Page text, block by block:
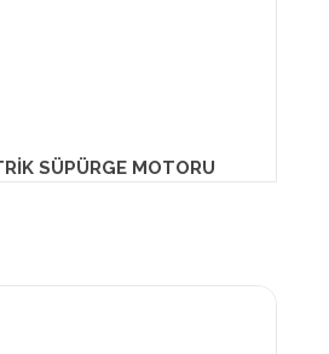
SÜPÜRGE MOTORU